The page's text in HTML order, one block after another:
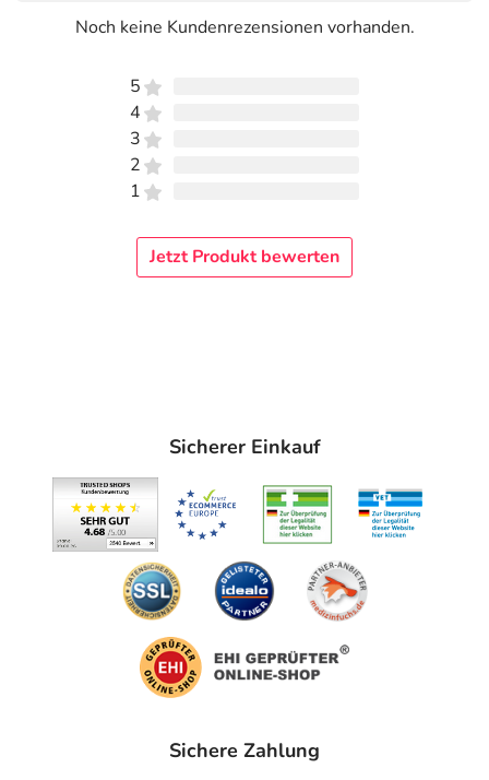
Noch keine Kundenrezensionen vorhanden.
5
4
3
2
1
Jetzt Produkt bewerten
Sicherer Einkauf
Sichere Zahlung